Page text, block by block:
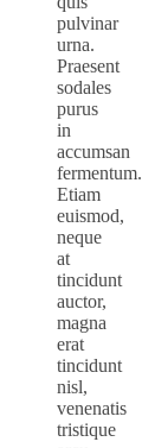
pulvinar
urna.
Praesent
sodales
purus
in
accumsan
fermentum.
Etiam
euismod,
neque
at
tincidunt
auctor,
magna
erat
tincidunt
nisl,
venenatis
tristique